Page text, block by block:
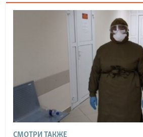
СМОТРИ ТАКЖЕ